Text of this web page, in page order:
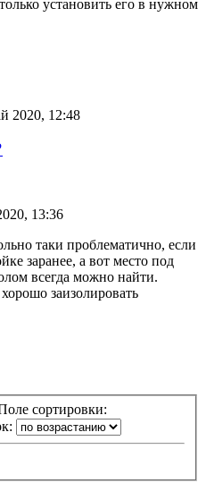
установить его в нужном
2020, 12:48
13:36
таки проблематично, если
заранее, а вот место под
всегда можно найти.
заизолировать
сортировки: